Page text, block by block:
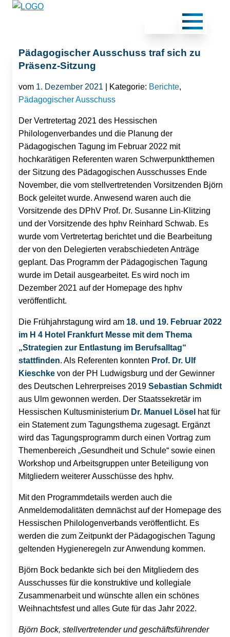
Pädagogischer Ausschuss traf sich zu
Präsenz-Sitzung
vom 1. Dezember 2021 | Kategorie: Berichte,
Pädagogischer Ausschuss
Der Vertretertag 2021 des Hessischen
Philologenverbandes und die Planung der
Pädagogischen Tagung im Februar 2022 mit
hochkarätigen Referenten waren Schwerpunktthemen
der Sitzung des Pädagogischen Ausschusses Ende
November, die vom stellvertretenden Vorsitzenden Björn
Bock geleitet wurde. Anwesend waren auch die
Vorsitzende des DPhV Prof. Dr. Susanne Lin-Klitzing
und der Vorsitzende des hphv Reinhard Schwab. Es
wurde vom Vertretertag berichtet und die Bearbeitung
der von den Delegierten verabschiedeten Anträge
geplant. Das Programm der Pädagogischen Tagung
wurde im Detail ausgearbeitet. Es wird noch im
Dezember 2021 auf der Homepage des hphv
veröffentlicht.
Die Frühjahrstagung wird am 18. und 19. Februar 2022
im H 4 Hotel Frankfurt Messe mit dem Thema
„Strategien zur Entlastung im Berufsalltag“
stattfinden. Als Referenten konnten Prof. Dr. Ulf
Kieschke von der PH Ludwigsburg und der Gewinner
des Deutschen Lehrerpreises 2019 Sebastian Schmidt
aus Ulm gewonnen werden. Der Staatssekretär im
Hessischen Kultusministerium Dr. Manuel Lösel hat für
ein Statement zum Tagungsthema zugesagt. Ergänzt
wird das Tagungsprogramm durch einen Vortrag zum
Themenbereich „Gesundheit und Schule“ sowie einen
Workshop und Arbeitsgruppen unter Beteiligung von
Mitgliedern weiterer Ausschüsse des hphv.
Mit den Programmdetails werden auch die
Anmeldemodalitäten demnächst auf der Homepage des
Hessischen Philologenverbands veröffentlicht. Es
werden die zum Zeitpunkt der Pädagogischen Tagung
geltenden Hygieneregeln zur Anwendung kommen.
Björn Bock bedankte sich bei den Mitgliedern des
Ausschusses für die konstruktive und kollegiale
Zusammenarbeit und wünschte allen ein schönes
Weihnachtsfest und alles Gute für das Jahr 2022.
Björn Bock, stellvertretender und geschäftsführender